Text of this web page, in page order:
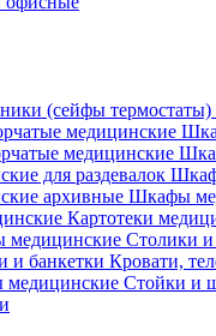
Шкафы
Картотеки
Столики
Кровати,
Стойки и